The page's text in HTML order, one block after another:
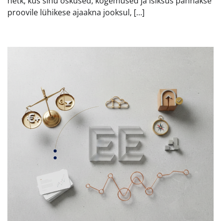
proovile lühikese ajaakna jooksul, […]